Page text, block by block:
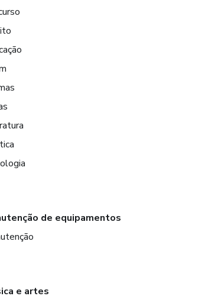
de equipamentos
e artes